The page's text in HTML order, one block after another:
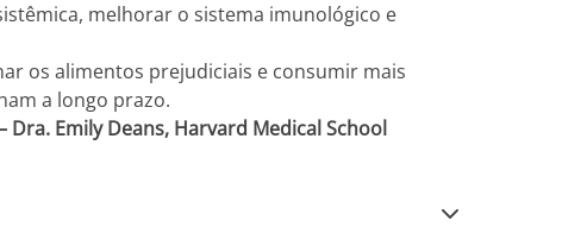
melhorar o sistema imunológico e
os alimentos prejudiciais e consumir mais
a longo prazo.
Emily Deans, Harvard Medical School